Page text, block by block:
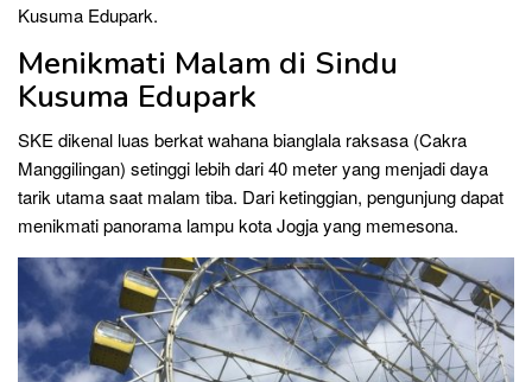
Kusuma Edupark.
Menikmati Malam di Sindu
Kusuma Edupark
SKE dikenal luas berkat wahana bianglala raksasa (Cakra
Manggilingan) setinggi lebih dari 40 meter yang menjadi daya
tarik utama saat malam tiba. Dari ketinggian, pengunjung dapat
menikmati panorama lampu kota Jogja yang memesona.